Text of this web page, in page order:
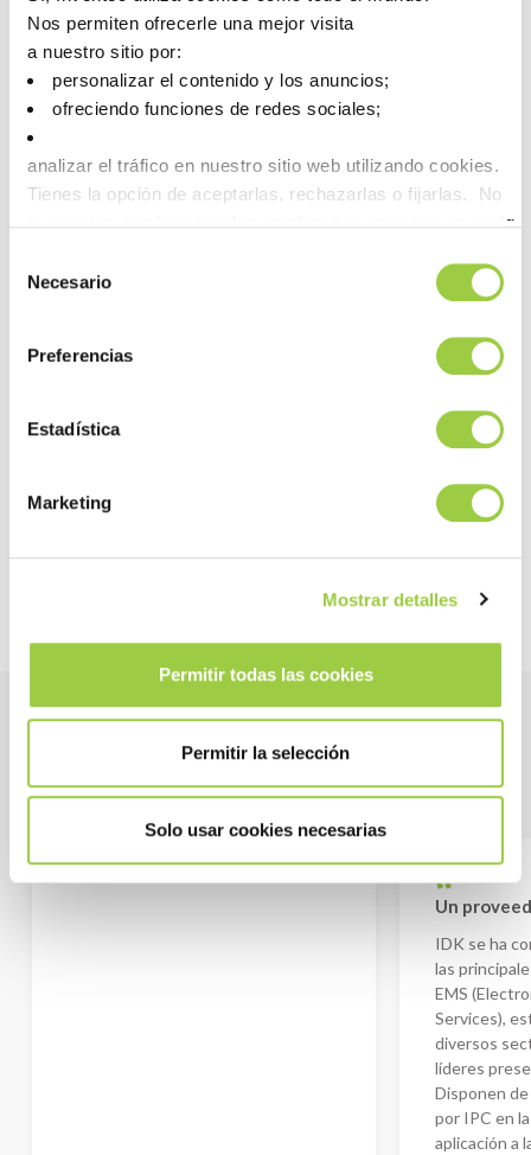
Nos permiten ofrecerle una mejor visita
a nuestro sitio por:
personalizar el contenido y los anuncios;
ofreciendo funciones de redes sociales;
analizar el tráfico en nuestro sitio web utilizando cookies.
Tienes la opción de aceptarlas, rechazarlas o fijarlas. No
te asustes, también puedes cambiar tus opciones en
Necesario
Preferencias
Estadística
Marketing
Mostrar detalles
Permitir todas las cookies
Permitir la selección
Solo usar cookies necesarias
y sanitario.
Descubra nuestro enfoque sostenible
Clientes y socios satisfechos
Un
IDK se ha
las
EMS
Services),
diversos
líderes
Disponen
por IPC en
aplicación a